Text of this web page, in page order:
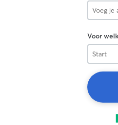
Voor
Start